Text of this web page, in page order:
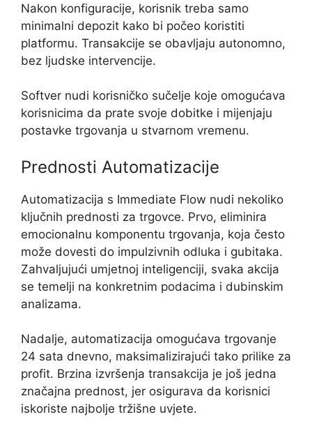
Nakon konfiguracije, korisnik treba samo
minimalni depozit kako bi počeo koristiti
platformu. Transakcije se obavljaju autonomno,
bez ljudske intervencije.
Softver nudi korisničko sučelje koje omogućava
korisnicima da prate svoje dobitke i mijenjaju
postavke trgovanja u stvarnom vremenu.
Prednosti Automatizacije
Automatizacija s Immediate Flow nudi nekoliko
ključnih prednosti za trgovce. Prvo, eliminira
emocionalnu komponentu trgovanja, koja često
može dovesti do impulzivnih odluka i gubitaka.
Zahvaljujući umjetnoj inteligenciji, svaka akcija
se temelji na konkretnim podacima i dubinskim
analizama.
Nadalje, automatizacija omogućava trgovanje
24 sata dnevno, maksimalizirajući tako prilike za
profit. Brzina izvršenja transakcija je još jedna
značajna prednost, jer osigurava da korisnici
iskoriste najbolje tržišne uvjete.